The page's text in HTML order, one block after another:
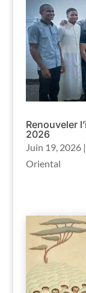
Renouveler
2026
Juin 19, 2026|
Oriental